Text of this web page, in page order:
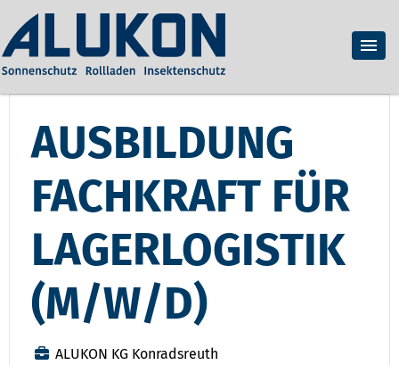
AUSBILDUNG
FACHKRAFT FÜR
LAGERLOGISTIK
(M/W/D)
ALUKON KG Konradsreuth